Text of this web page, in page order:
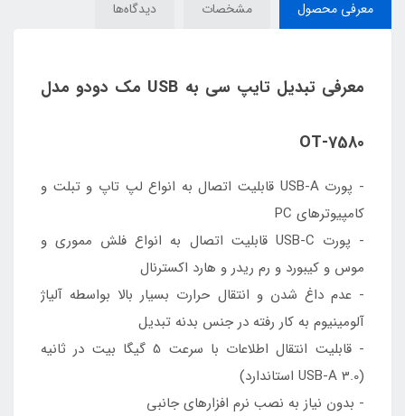
معرفی محصول مشخصات دیدگاه‌ها
معرفی تبدیل تایپ سی به USB مک دودو مدل
OT-7580
- پورت USB-A قابلیت اتصال به انواع لپ تاپ و تبلت و
کامپیوترهای PC
- پورت USB-C قابلیت اتصال به انواع فلش مموری و
موس و کیبورد و رم ریدر و هارد اکسترنال
- عدم داغ شدن و انتقال حرارت بسیار بالا بواسطه آلیاژ
آلومینیوم به کار رفته در جنس بدنه تبدیل
- قابلیت انتقال اطلاعات با سرعت 5 گیگا بیت در ثانیه
(USB-A 3.0 استاندارد)
- بدون نیاز به نصب نرم افزارهای جانبی